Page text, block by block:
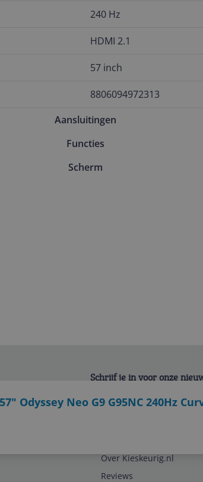
240 Hz
HDMI 2.1
57 inch
8806094972313
Aansluitingen
Functies
Scherm
Odyssey Neo G9 G95NC 240Hz
Schrijf je in voor onze
Over Kieskeurig.nl
Reviews